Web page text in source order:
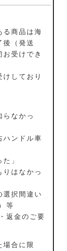
る商品は海
後（発送
受けでき
けしており
らなかっ
ハンドル車
」
りはなかっ
選択間違い
等
返金のご要
場合に限